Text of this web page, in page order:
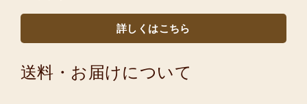
詳しくはこちら
送料・お届けについて